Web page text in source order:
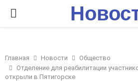
P
I
Главная Новости
Общество
Отделение для реабилитации
открыли в Пятигорске